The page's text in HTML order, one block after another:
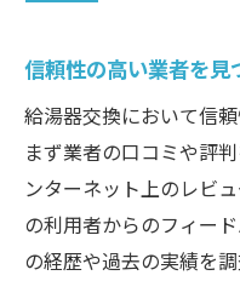
のポイント
設置場所の安
設置場所が家
他の設備との
設置環境が給
信頼性の高い業者を
給湯器交換において信
まず業者の口コミや評
ンターネット上のレビ
の利用者からのフィー
の経歴や過去の実績を